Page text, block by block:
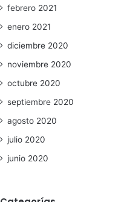
febrero 2021
enero 2021
diciembre 2020
noviembre 2020
octubre 2020
septiembre 2020
agosto 2020
julio 2020
junio 2020